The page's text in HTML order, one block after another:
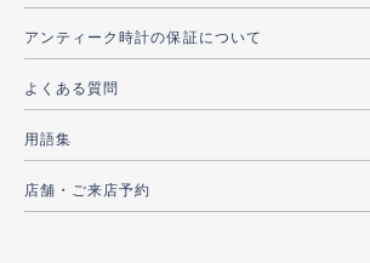
アンティーク時計の保証について
よくある質問
用語集
店舗・ご来店予約